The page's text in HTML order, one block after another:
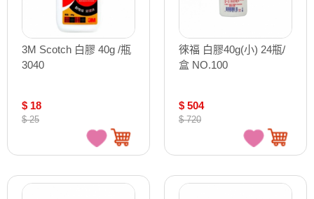
3M Scotch 白膠 40g /瓶
3040
$ 18
$ 25
徠福 白膠40g(小) 24瓶/
盒 NO.100
$ 504
$ 720